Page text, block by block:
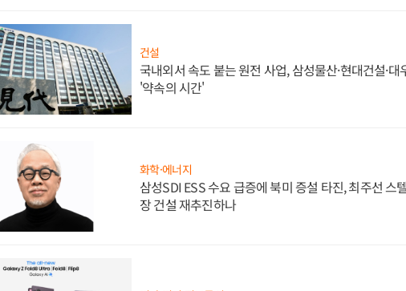
건설
국내외서 속도 붙는 원전 사업, 삼성물산·현대건설·
'약속의 시간'
화학·에너지
삼성SDI ESS 수요 급증에 북미 증설 타진, 최주선 스
장 건설 재추진하나